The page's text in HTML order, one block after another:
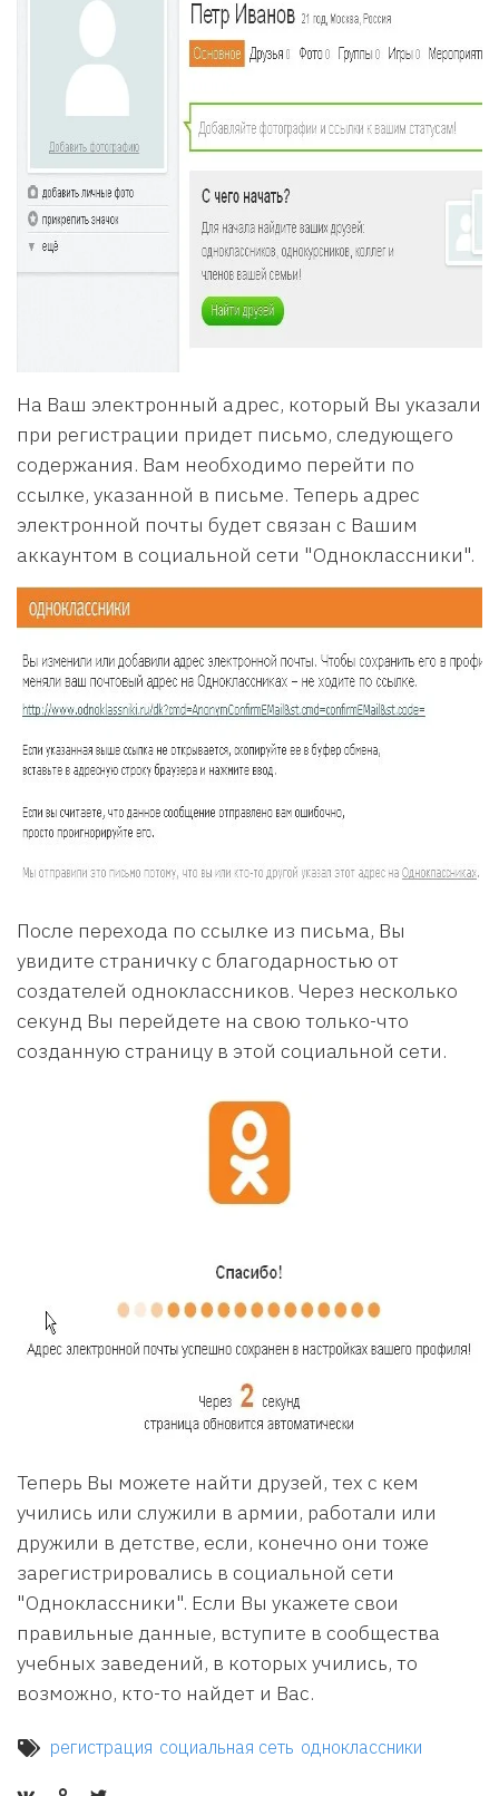
На Ваш электронный адрес, который Вы указали
при регистрации придет письмо, следующего
содержания. Вам необходимо перейти по
ссылке, указанной в письме. Теперь адрес
электронной почты будет связан с Вашим
аккаунтом в социальной сети "Одноклассники".
После перехода по ссылке из письма, Вы
увидите страничку с благодарностью от
создателей одноклассников. Через несколько
секунд Вы перейдете на свою только-что
созданную страницу в этой социальной сети.
Теперь Вы можете найти друзей, тех с кем
учились или служили в армии, работали или
дружили в детстве, если, конечно они тоже
зарегистрировались в социальной сети
"Одноклассники". Если Вы укажете свои
правильные данные, вступите в сообщества
учебных заведений, в которых учились, то
возможно, кто-то найдет и Вас.
регистрация социальная сеть одноклассники